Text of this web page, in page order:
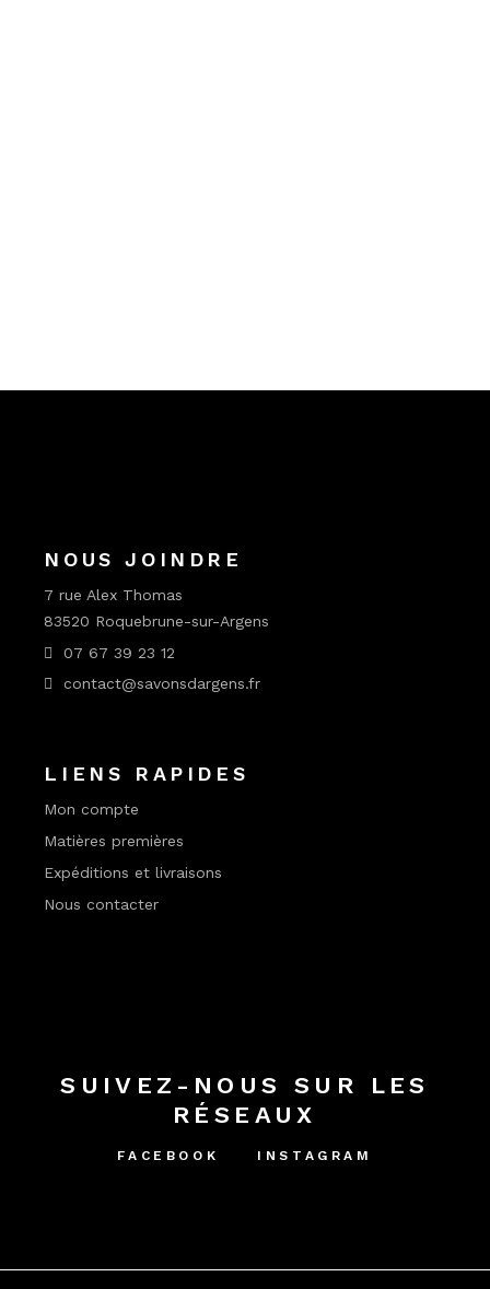
NOUS JOINDRE
7 rue Alex Thomas
83520 Roquebrune-sur-Argens
07 67 39 23 12
contact@savonsdargens.fr
LIENS RAPIDES
Mon compte
Matières premières
Expéditions et livraisons
Nous contacter
SUIVEZ-NOUS SUR LES
RÉSEAUX
FACEBOOK INSTAGRAM